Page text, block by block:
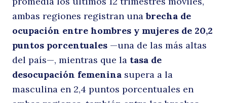
ambas regiones registran unabrecha de
ocupación entre hombres y mujeres de 20,2
puntos porcentuales —una de las más altas
del país—, mientras que la tasa de
desocupación femenina supera a la
masculina en 2,4 puntos porcentuales en